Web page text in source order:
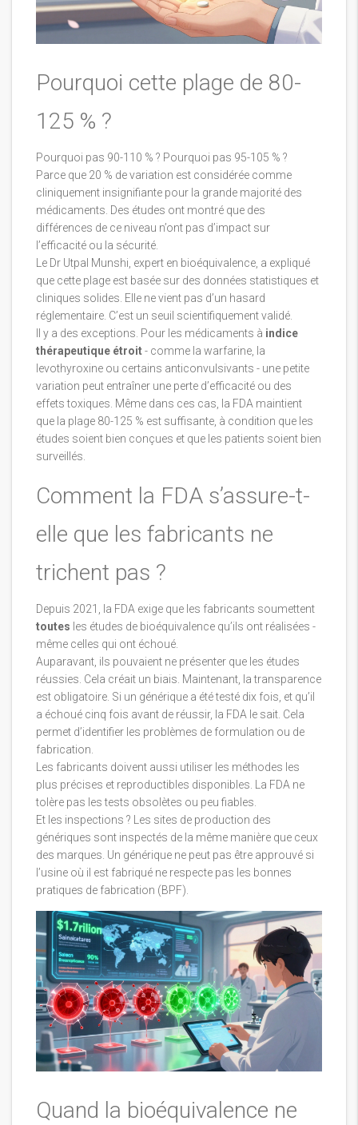
Pourquoi cette plage de 80-
125 % ?
Pourquoi pas 90-110 % ? Pourquoi pas 95-105 % ?
Parce que 20 % de variation est considérée comme
cliniquement insignifiante pour la grande majorité des
médicaments. Des études ont montré que des
différences de ce niveau n’ont pas d’impact sur
l’efficacité ou la sécurité.
Le Dr Utpal Munshi, expert en bioéquivalence, a expliqué
que cette plage est basée sur des données statistiques et
cliniques solides. Elle ne vient pas d’un hasard
réglementaire. C’est un seuil scientifiquement validé.
Il y a des exceptions. Pour les médicaments à indice
thérapeutique étroit- comme la warfarine, la
levothyroxine ou certains anticonvulsivants - une petite
variation peut entraîner une perte d’efficacité ou des
effets toxiques. Même dans ces cas, la FDA maintient
que la plage 80-125 % est suffisante, à condition que les
études soient bien conçues et que les patients soient bien
surveillés.
Comment la FDA s’assure-t-
elle que les fabricants ne
trichent pas ?
Depuis 2021, la FDA exige que les fabricants soumettent
toutes les études de bioéquivalence qu’ils ont réalisées -
même celles qui ont échoué.
Auparavant, ils pouvaient ne présenter que les études
réussies. Cela créait un biais. Maintenant, la transparence
est obligatoire. Si un générique a été testé dix fois, et qu’il
a échoué cinq fois avant de réussir, la FDA le sait. Cela
permet d’identifier les problèmes de formulation ou de
fabrication.
Les fabricants doivent aussi utiliser les méthodes les
plus précises et reproductibles disponibles. La FDA ne
tolère pas les tests obsolètes ou peu fiables.
Et les inspections ? Les sites de production des
génériques sont inspectés de la même manière que ceux
des marques. Un générique ne peut pas être approuvé si
l’usine où il est fabriqué ne respecte pas les bonnes
pratiques de fabrication (BPF).
Quand la bioéquivalence ne